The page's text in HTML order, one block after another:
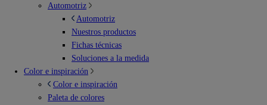
Automotriz
Automotriz
Nuestros productos
Fichas técnicas
Soluciones a la medida
Color e inspiración
Color e inspiración
Paleta de colores